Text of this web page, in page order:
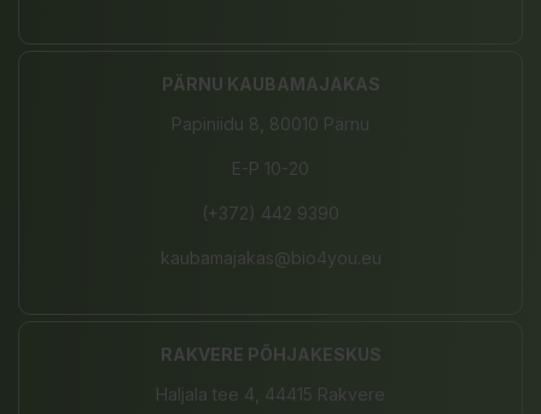
PÄRNU KAUBAMAJAKAS
Papiniidu 8, 80010 Pärnu
E-P 10-20
(+372) 442 9390
kaubamajakas@bio4you.eu
RAKVERE PÕHJAKESKUS
Haljala tee 4, 44415 Rakvere